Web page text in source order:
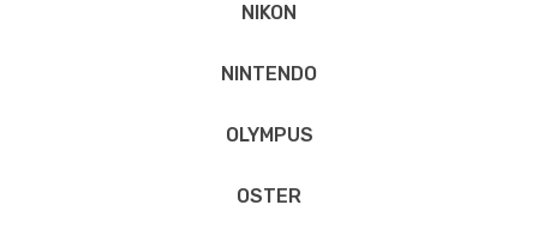
NIKON
NINTENDO
OLYMPUS
OSTER